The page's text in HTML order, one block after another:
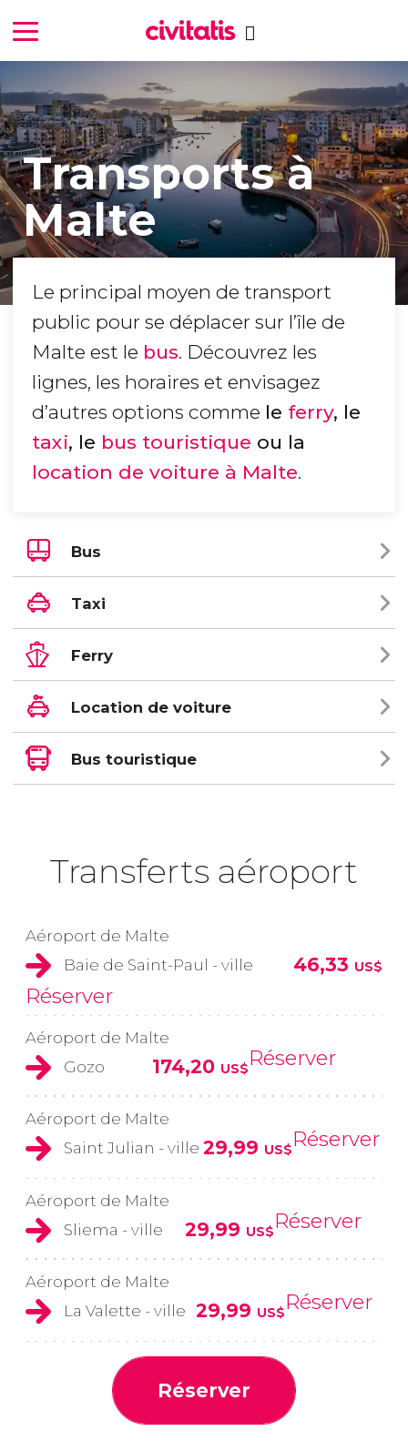
Transports à
Malte
Le principal moyen de transport
public pour se déplacer sur l’île de
Malte est le bus. Découvrez les
lignes, les horaires et envisagez
d’autres options comme le ferry, le
taxi, le bus touristique ou la
location de voiture à Malte.
Bus
Taxi
Ferry
Location de voiture
Bus touristique
Transferts aéroport
Aéroport de Malte
Baie de Saint-Paul - ville
46,33 US$
Réserver
Aéroport de Malte
Gozo
174,20 US$Réserver
Aéroport de Malte
Saint Julian - ville 29,99 US$Réserver
Aéroport de Malte
Sliema - ville
29,99 US$Réserver
Aéroport de Malte
La Valette - ville 29,99 US$Réserver
Réserver